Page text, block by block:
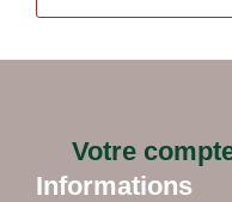
Votre
Informations